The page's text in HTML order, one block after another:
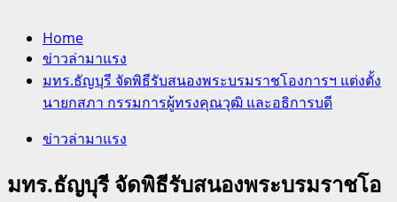
Home
ข่าวล่ามาแรง
มทร.ธัญบุรี จัดพิธีรับสนองพระบรมราชโองการฯ แต่งตั้ง
นายกสภา กรรมการผู้ทรงคุณวุฒิ และอธิการบดี
ข่าวล่ามาแรง
มทร.ธัญบุรี จัดพิธีรับสนองพระบรมราชโอ